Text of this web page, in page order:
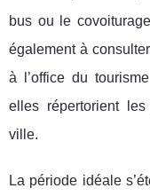
bus ou le
également à
à l’office du
elles répertorient
ville.
La période idéale